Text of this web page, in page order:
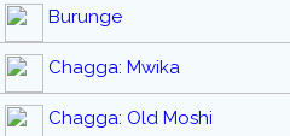
Burunge
Chagga: Mwika
Chagga: Old Moshi